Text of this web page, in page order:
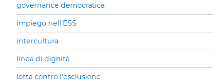
governance democratica
impiego nell’ESS
intercultura
linea di dignità
lotta contro l’esclusione